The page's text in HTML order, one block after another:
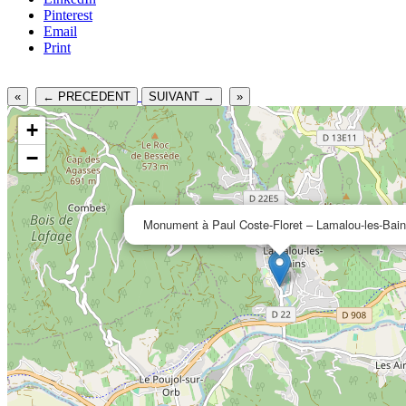
Pinterest
Email
Print
« ← PRECEDENT SUIVANT → »
Monument à Paul Coste-Floret – Lamalou-les-
+
−